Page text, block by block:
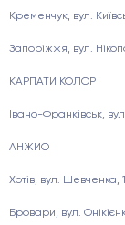
Кременчук, вул.
Запоріжжя, вул.
КАРПАТИ КОЛОР
Івано-Франківськ,
АНЖИО
Хотів, вул. Шевченка,
Бровари, вул.